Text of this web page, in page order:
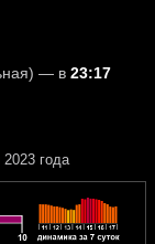
— в 23:17
года